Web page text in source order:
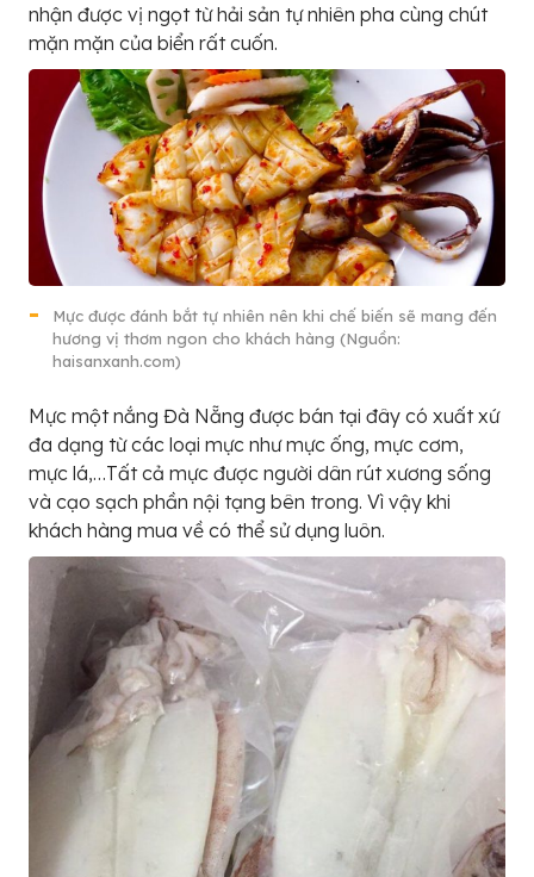
nhận được vị ngọt từ hải sản tự nhiên pha cùng chút
mặn mặn của biển rất cuốn.
Mực được đánh bắt tự nhiên nên khi chế biến sẽ mang đến
hương vị thơm ngon cho khách hàng (Nguồn:
haisanxanh.com)
Mực một nắng Đà Nẵng được bán tại đây có xuất xứ
đa dạng từ các loại mực như mực ống, mực cơm,
mực lá,…Tất cả mực được người dân rút xương sống
và cạo sạch phần nội tạng bên trong. Vì vậy khi
khách hàng mua về có thể sử dụng luôn.